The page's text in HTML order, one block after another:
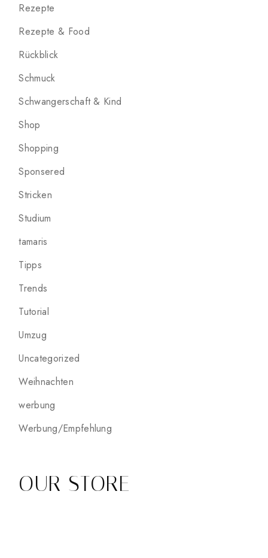
Rezepte
Rezepte & Food
Rückblick
Schmuck
Schwangerschaft & Kind
Shop
Shopping
Sponsered
Stricken
Studium
tamaris
Tipps
Trends
Tutorial
Umzug
Uncategorized
Weihnachten
werbung
Werbung/Empfehlung
OUR STORE